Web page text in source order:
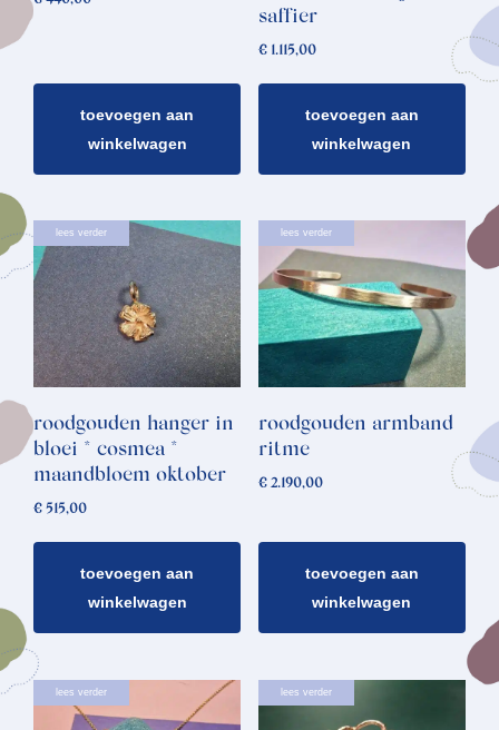
toevoegen aan
winkelwagen
saffier
€1.115,00
toevoegen aan
winkelwagen
lees verder
roodgouden hanger in
bloei * cosmea *
maandbloem oktober
€ 515,00
toevoegen aan
winkelwagen
lees verder
roodgouden armband
ritme
€2.190,00
toevoegen aan
winkelwagen
lees verder lees verder